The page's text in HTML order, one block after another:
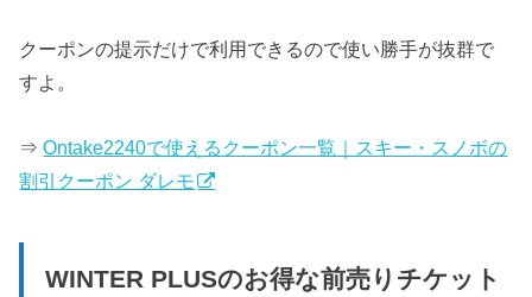
クーポンの提示だけで利用できるので使い勝手が抜群で
すよ。
⇒Ontake2240で使えるクーポン一覧｜スキー・スノボの
割引クーポン ダレモ
WINTER PLUSのお得な前売りチケット